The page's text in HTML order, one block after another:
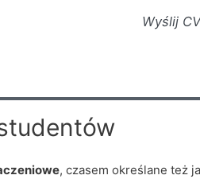
Wyślij
, czasem określane też